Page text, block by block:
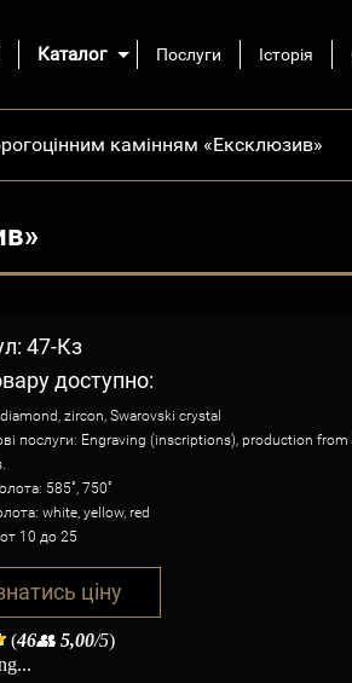
Каталог Послуги Історія
камінням «Ексклюзив»
47-Кз
доступно:
zircon, Swarovski crystal
послуги: Engraving (inscriptions), production
585˚, 750˚
white, yellow, red
10 до 25
ціну
(46👥5,00/5)